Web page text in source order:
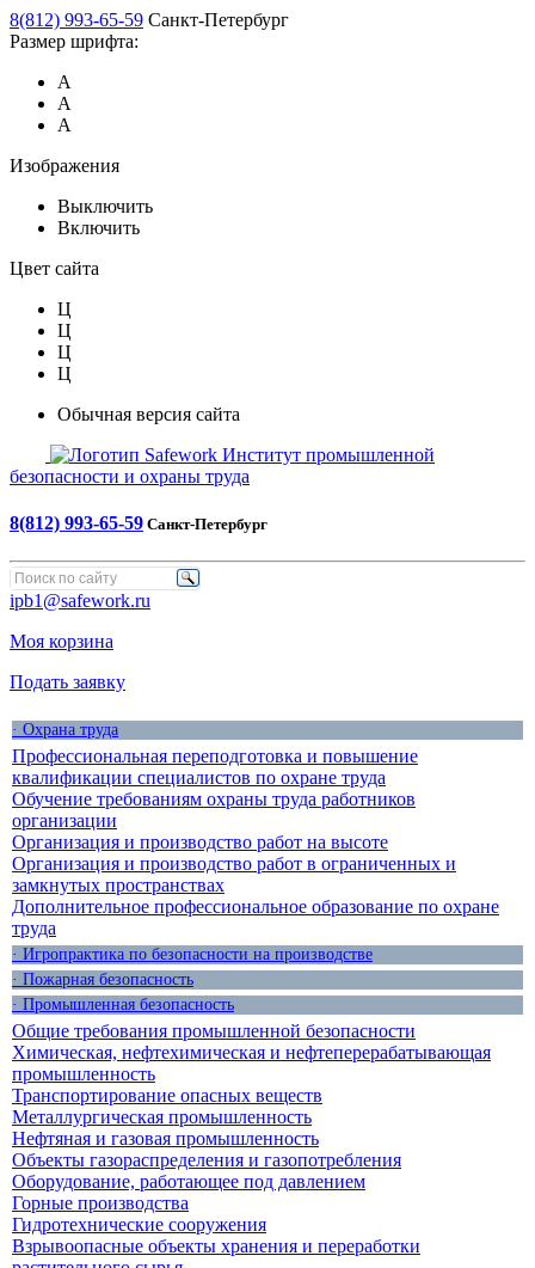
8(812) 993-65-59 Санкт-Петербург
Размер шрифта:
А
А
А
Изображения
Выключить
Включить
Цвет сайта
Ц
Ц
Ц
Ц
Обычная версия сайта
Safework Институт промышленной
безопасности и охраны труда
8(812) 993-65-59 Санкт-Петербург
ipb1@safework.ru
Моя корзина
Подать заявку
· Охрана труда
Профессиональная переподготовка и повышение
квалификации специалистов по охране труда
Обучение требованиям охраны труда работников
организации
Организация и производство работ на высоте
Организация и производство работ в ограниченных и
замкнутых пространствах
Дополнительное профессиональное образование по охране
труда
· Игропрактика по безопасности на производстве
· Пожарная безопасность
· Промышленная безопасность
Общие требования промышленной безопасности
Химическая, нефтехимическая и нефтеперерабатывающая
промышленность
Транспортирование опасных веществ
Металлургическая промышленность
Нефтяная и газовая промышленность
Объекты газораспределения и газопотребления
Оборудование, работающее под давлением
Горные производства
Гидротехнические сооружения
Взрывоопасные объекты хранения и переработки